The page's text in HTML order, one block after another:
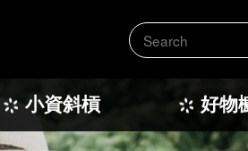
小資斜槓 好物